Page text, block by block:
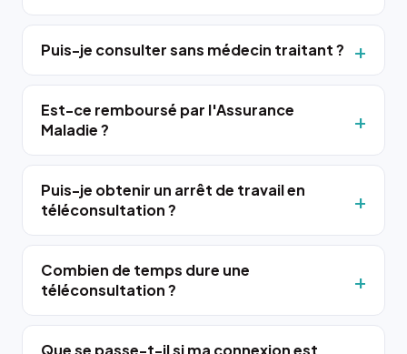
Puis-je consulter sans médecin traitant ?
Est-ce remboursé par l'Assurance
Maladie ?
Puis-je obtenir un arrêt de travail en
téléconsultation ?
Combien de temps dure une
téléconsultation ?
Que se passe-t-il si ma connexion est